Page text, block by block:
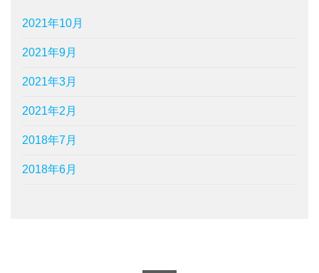
2021年10月
2021年9月
2021年3月
2021年2月
2018年7月
2018年6月